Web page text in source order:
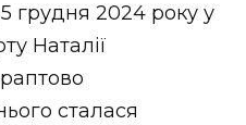
грудня 2024 року у
Наталії
сталася